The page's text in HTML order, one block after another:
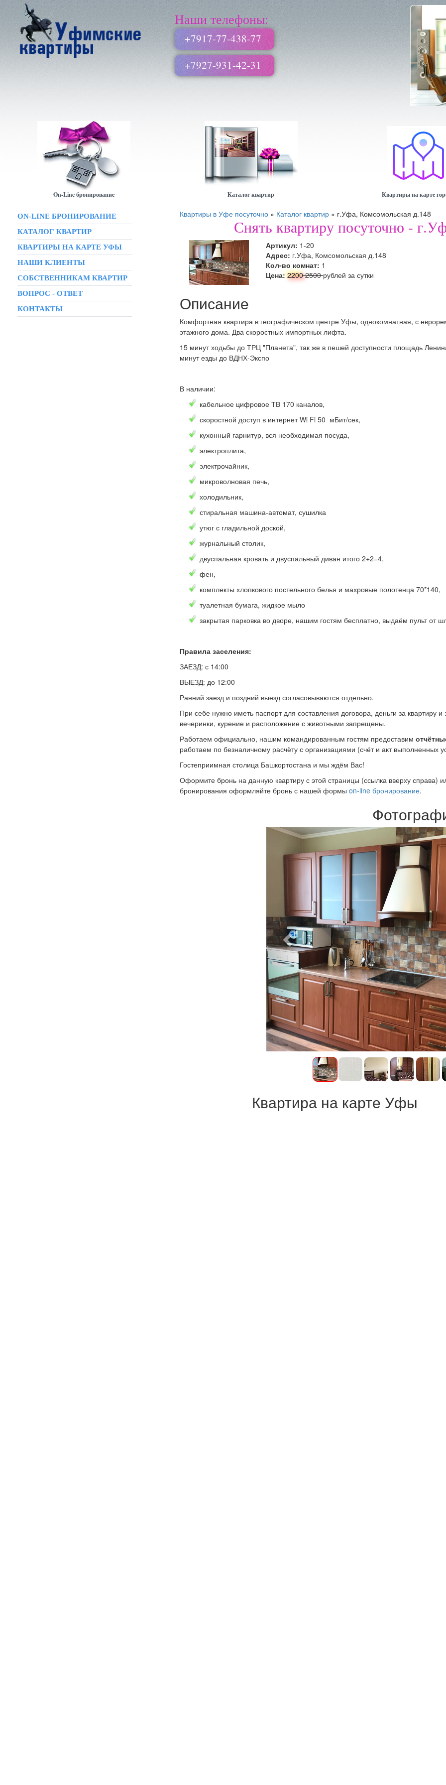
Наши телефоны:
+7917-77-438-77
+7927-931-42-31
On-Line бронирование Каталог квартир Квартиры на карте
ON-LINE БРОНИРОВАНИЕ
КАТАЛОГ КВАРТИР
КВАРТИРЫ НА КАРТЕ УФЫ
НАШИ КЛИЕНТЫ
СОБСТВЕННИКАМ КВАРТИР
ВОПРОС - ОТВЕТ
КОНТАКТЫ
Квартиры в Уфе посуточно » Каталог квартир » г.Уфа, Комсомольская д.148
Снять квартиру посуточно -
Артикул: 1-20
Адрес: г.Уфа, Комсомольская д.148
Кол-во комнат: 1
Цена: 22002500рублей за сутки
Описание
Комфортная квартира в географическом центре Уфы, однокомнатная, с
этажного дома. Два скоростных импортных лифта.
15 минут ходьбы до ТРЦ "Планета", так же в пешей доступности площадь
минут езды до ВДНХ-Экспо
В наличии:
кабельное цифровое ТВ 170 каналов,
скоростной доступ в интернет Wi Fi 50 мБит/сек,
кухонный гарнитур, вся необходимая посуда,
электроплита,
электрочайник,
микроволновая печь,
холодильник,
стиральная машина-автомат, сушилка
утюг с гладильной доской,
журнальный столик,
двуспальная кровать и двуспальный диван итого 2+2=4,
фен,
комплекты хлопкового постельного белья и махровые полотенца 70*140,
туалетная бумага, жидкое мыло
закрытая парковка во дворе, нашим гостям бесплатно, выдаём пульт от
Правила заселения:
ЗАЕЗД: с 14:00
ВЫЕЗД: до 12:00
Ранний заезд и поздний выезд согласовываются отдельно.
При себе нужно иметь паспорт для составления договора, деньги за квартиру
вечеринки, курение и расположение с животными запрещены.
Работаем официально, нашим командированным гостям предоставим
работаем по безналичному расчёту с организациями (счёт и акт выполненных
Гостеприимная столица Башкортостана и мы ждём Вас!
Оформите бронь на данную квартиру с этой страницы (ссылка вверху справа)
бронирования оформляйте бронь с нашей формы on-line бронирование.
Previous
Квартира на карте Уфы